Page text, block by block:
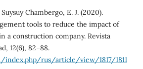
Chambergo, E. J. (2020).
tools to reduce the impact of
a construction company. Revista
12(6), 82–88.
index.php/rus/article/view/1817/1811